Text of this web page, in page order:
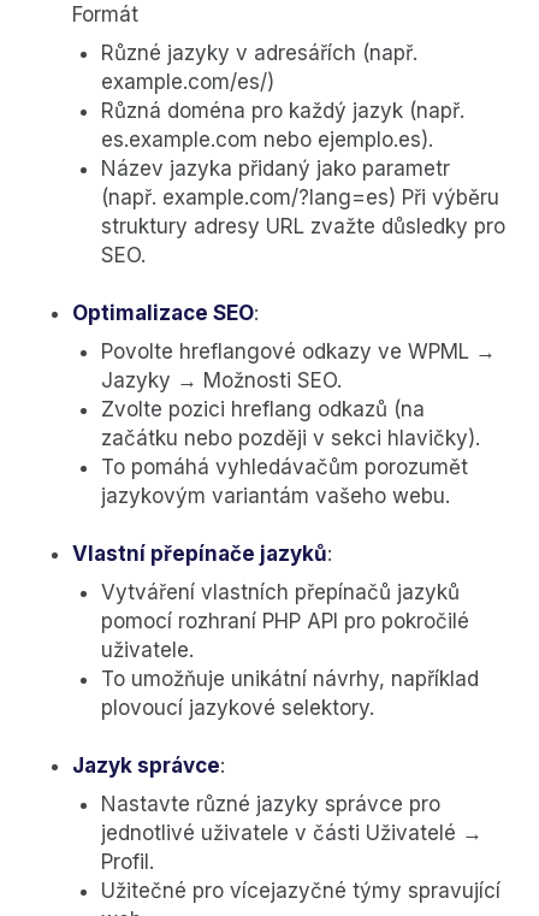
Formát
Různé jazyky v adresářích (např.
example.com/es/)
Různá doména pro každý jazyk (např.
es.example.com nebo ejemplo.es).
Název jazyka přidaný jako parametr
(např. example.com/?lang=es) Při výběru
struktury adresy URL zvažte důsledky pro
SEO.
Optimalizace SEO:
Povolte hreflangové odkazy ve WPML →
Jazyky → Možnosti SEO.
Zvolte pozici hreflang odkazů (na
začátku nebo později v sekci hlavičky).
To pomáhá vyhledávačům porozumět
jazykovým variantám vašeho webu.
Vlastní přepínače jazyků:
Vytváření vlastních přepínačů jazyků
pomocí rozhraní PHP API pro pokročilé
uživatele.
To umožňuje unikátní návrhy, například
plovoucí jazykové selektory.
Jazyk správce:
Nastavte různé jazyky správce pro
jednotlivé uživatele v části Uživatelé →
Profil.
Užitečné pro vícejazyčné týmy spravující